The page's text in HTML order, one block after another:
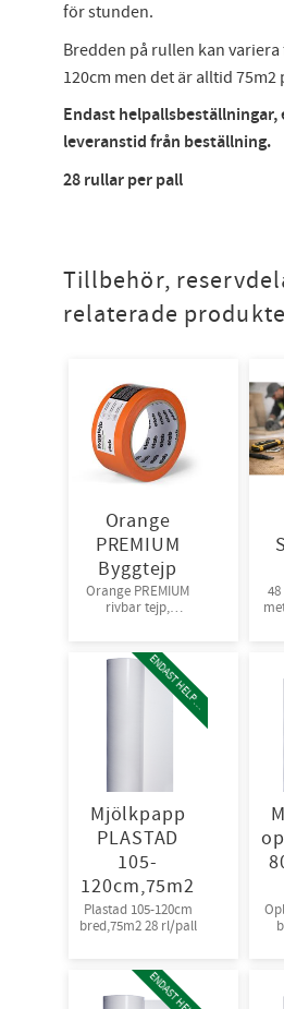
för stunden.
Bredden på rullen kan
120cm men det är alltid 75m2
Endast helpallsbeställningar,
leveranstid från beställning.
28 rullar per pall
Tillbehör,
relaterade
Orange
PREMIUM
Byggtejp
Orange PREMIUM
rivbar tejp,
Mjölkpapp
PLASTAD
105-
120cm,75m2
Plastad 105-120cm
bred,75m2 28 rl/pall
E
N
D
A
S
T
H
E
L
P
A
L
L